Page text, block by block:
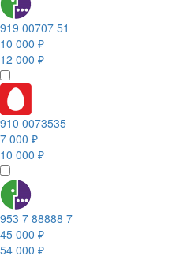
919 00707 51
10 000 ₽
12 000 ₽
910 0073535
7 000 ₽
10 000 ₽
953 7 88888 7
45 000 ₽
54 000 ₽